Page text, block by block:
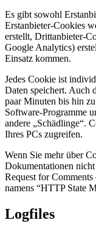
Es gibt sowohl
Erstanbieter-Cookies
erstellt, Drittanbieter-
Google Analytics)
Einsatz kommen.
Jedes Cookie ist
Daten speichert. Auch
paar Minuten bis hin
Software-Programme
andere „Schädlinge“.
Ihres PCs zugreifen.
Wenn Sie mehr über
Dokumentationen
Request for
namens “HTTP State
Logfiles